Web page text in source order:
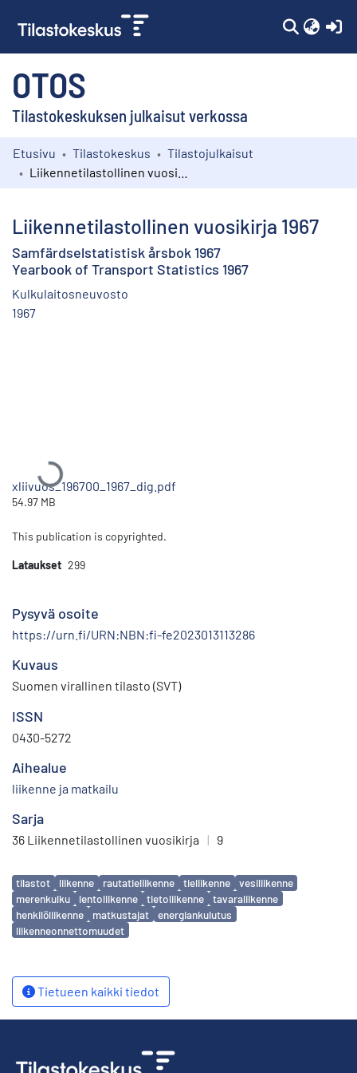
OTOS
Tilastokeskuksen julkaisut verkossa
Kokoelmat
Etusivu Tilastokeskus
Tilastojulkaisut
Liikennetilastollinen vuosikirja 1967
Samfärdselstatistisk årsbok 1967
Yearbook of Transport Statistics 1967
Kulkulaitosneuvosto
1967
Ladataan...
xliivuos_196700_1967_dig.pdf
54.97 MB
This publication is copyrighted.
Lataukset 299
Pysyvä osoite
https://urn.fi/URN:NBN:fi-fe2023013113286
Kuvaus
Suomen virallinen tilasto (SVT)
ISSN
0430-5272
Aihealue
liikenne ja matkailu
Sarja
36 Liikennetilastollinen vuosikirja | 9
Avainsanat
tilastot liikenne rautatieliikenne tieliikenne
vesiliikenne
merenkulku
lentoliikenne tietoliikenne
tavaraliikenne
henkilöliikenne
matkustajat
energiankulutus
liikenneonnettomuudet
Tietueen kaikki tiedot